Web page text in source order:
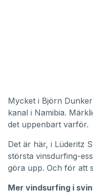
Mycket i Björn
kanal i Namibia.
det uppenbart varför.
Det är här, i Lüderitz
största vinsdurfing-
göra upp. Och för att
Mer vindsurfing i